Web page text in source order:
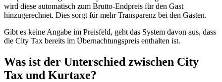
wird diese automatisch zum Brutto-Endpreis für den Gast
hinzugerechnet. Dies sorgt für mehr Transparenz bei den Gästen.
Gibt es keine Angabe im Preisfeld, geht das System davon aus, dass
die City Tax bereits im Übernachtungspreis enthalten ist.
Was ist der Unterschied zwischen City
Tax und Kurtaxe?